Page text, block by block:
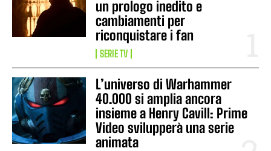
un prologo inedito e
cambiamenti per
riconquistare i fan
SERIE TV
L’universo di Warhammer
40.000 si amplia ancora
insieme a Henry Cavill: Prime
Video svilupperà una serie
animata